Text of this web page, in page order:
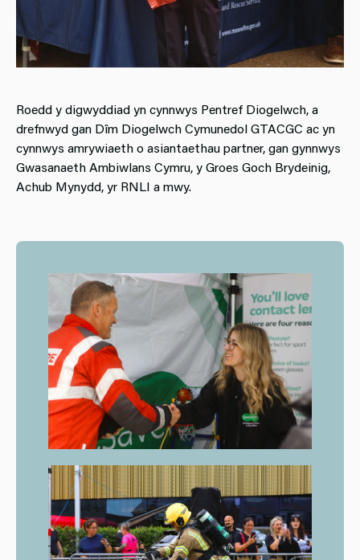
Roedd y digwyddiad yn cynnwys Pentref Diogelwch, a
drefnwyd gan Dîm Diogelwch Cymunedol GTACGC ac yn
cynnwys amrywiaeth o asiantaethau partner, gan gynnwys
Gwasanaeth Ambiwlans Cymru, y Groes Goch Brydeinig,
Achub Mynydd, yr RNLI a mwy.